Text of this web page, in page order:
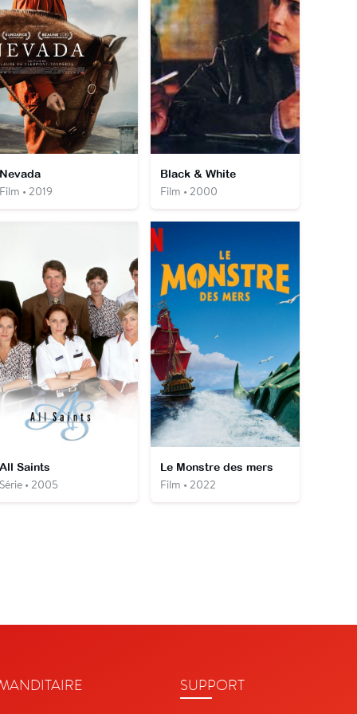
• 2019
Black & White
Film • 2000
Saints
• 2005
Le Monstre des mers
Film • 2022
SUPPORT